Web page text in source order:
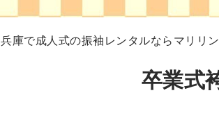
兵庫で成人式の振袖レンタルならマリリ
卒業式